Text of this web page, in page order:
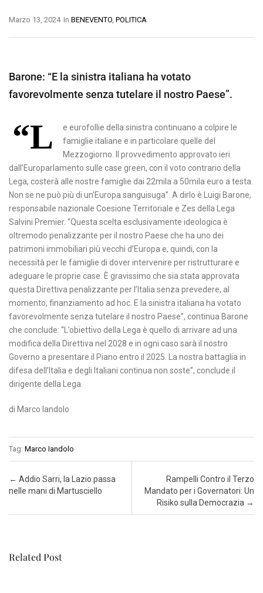
In BENEVENTO, POLITICA
Marzo 13, 2024
Barone: “E la sinistra italiana ha votato
favorevolmente senza tutelare il nostro Paese”.
“L
e eurofollie della sinistra continuano a colpire le
famiglie italiane e in particolare quelle del
Mezzogiorno. Il provvedimento approvato ieri
dall’Europarlamento sulle case green, con il voto contrario della
Lega, costerà alle nostre famiglie dai 22mila a 50mila euro a testa.
Non se ne può più di un’Europa sanguisuga”. A dirlo è Luigi Barone,
responsabile nazionale Coesione Territoriale e Zes della Lega
Salvini Premier. “Questa scelta esclusivamente ideologica è
oltremodo penalizzante per il nostro Paese che ha uno dei
patrimoni immobiliari più vecchi d’Europa e, quindi, con la
necessità per le famiglie di dover intervenire per ristrutturare e
adeguare le proprie case. È gravissimo che sia stata approvata
questa Direttiva penalizzante per l’Italia senza prevedere, al
momento, finanziamento ad hoc. E la sinistra italiana ha votato
favorevolmente senza tutelare il nostro Paese”, continua Barone
che conclude: “L’obiettivo della Lega è quello di arrivare ad una
modifica della Direttiva nel 2028 e in ogni caso sarà il nostro
Governo a presentare il Piano entro il 2025. La nostra battaglia in
difesa dell’Italia e degli Italiani continua non soste”, conclude il
dirigente della Lega.
di Marco Iandolo
Tag: Marco Iandolo
Post navigation
← Addio Sarri, la Lazio passa
nelle mani di Martusciello
Rampelli Contro il Terzo
Mandato per i Governatori: Un
Risiko sulla Democrazia →
Related Post